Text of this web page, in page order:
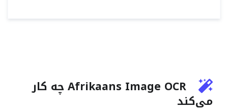
Afrikaans Image OCR چه کار
می‌کند